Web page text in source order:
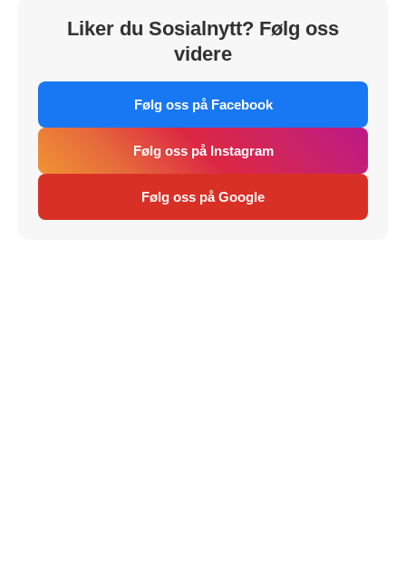
Liker du Sosialnytt? Følg oss
videre
Følg oss på Facebook
Følg oss på Instagram
Følg oss på Google